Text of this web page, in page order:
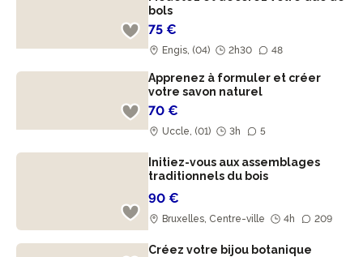
bols
75 €
Engis, (04) 2h30 48
Apprenez à formuler et créer
votre savon naturel
70 €
Uccle, (01) 3h 5
Initiez-vous aux assemblages
traditionnels du bois
90 €
Bruxelles, Centre-ville 4h 209
Créez votre bijou botanique